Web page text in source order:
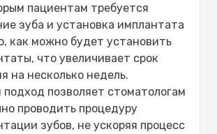
пациентам требуется
зуба и установка имплантата
как можно будет установить
что увеличивает срок
на несколько недель.
подход позволяет стоматологам
проводить процедуру
зубов, не ускоряя процесс